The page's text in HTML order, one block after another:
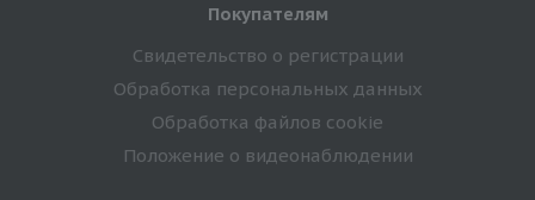
Покупателям
Свидетельство о регистрации
Обработка персональных данных
Обработка файлов cookie
Положение о видеонаблюдении